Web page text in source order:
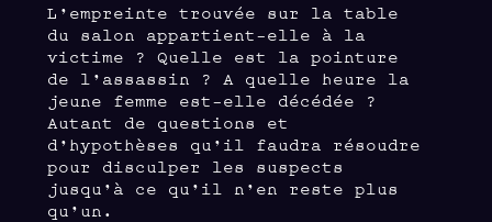
L’empreinte trouvée sur la table
du salon appartient-elle à la
victime ? Quelle est la pointure
de l’assassin ? A quelle heure la
jeune femme est-elle décédée ?
Autant de questions et
d’hypothèses qu’il faudra résoudre
pour disculper les suspects
jusqu’à ce qu’il n’en reste plus
qu’un.